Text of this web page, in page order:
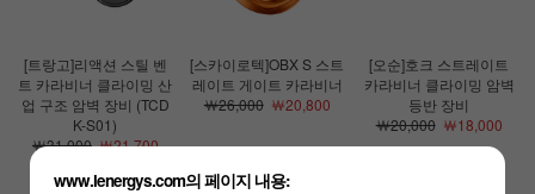
[트랑고]리액션 스틸 벤
트 카라비너 클라이밍 산
업 구조 암벽 장비 (TCD
K-S01)
￦31,000￦21,700
[스카이로텍]OBX S 스트
레이트 게이트 카라비너
￦26,000￦20,800
[오순]호크 스트레이트
카라비너 클라이밍 암벽
등반 장비
￦20,000￦18,000
www.lenergys.com의 페이지 내용: